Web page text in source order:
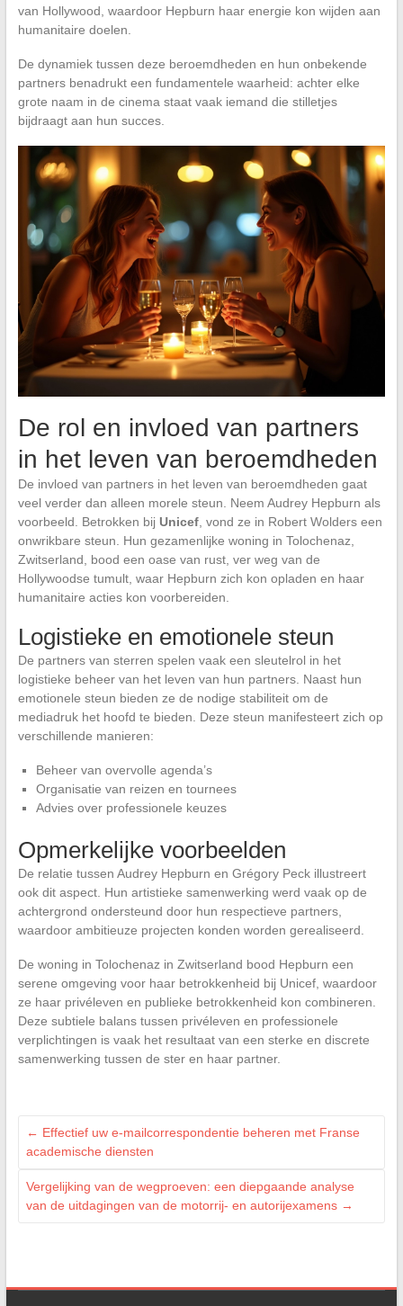
van Hollywood, waardoor Hepburn haar energie kon wijden aan
humanitaire doelen.
De dynamiek tussen deze beroemdheden en hun onbekende
partners benadrukt een fundamentele waarheid: achter elke
grote naam in de cinema staat vaak iemand die stilletjes
bijdraagt aan hun succes.
De rol en invloed van partners
in het leven van beroemdheden
De invloed van partners in het leven van beroemdheden gaat
veel verder dan alleen morele steun. Neem Audrey Hepburn als
voorbeeld. Betrokken bij Unicef, vond ze in Robert Wolders een
onwrikbare steun. Hun gezamenlijke woning in Tolochenaz,
Zwitserland, bood een oase van rust, ver weg van de
Hollywoodse tumult, waar Hepburn zich kon opladen en haar
humanitaire acties kon voorbereiden.
Logistieke en emotionele steun
De partners van sterren spelen vaak een sleutelrol in het
logistieke beheer van het leven van hun partners. Naast hun
emotionele steun bieden ze de nodige stabiliteit om de
mediadruk het hoofd te bieden. Deze steun manifesteert zich op
verschillende manieren:
Beheer van overvolle agenda’s
Organisatie van reizen en tournees
Advies over professionele keuzes
Opmerkelijke voorbeelden
De relatie tussen Audrey Hepburn en Grégory Peck illustreert
ook dit aspect. Hun artistieke samenwerking werd vaak op de
achtergrond ondersteund door hun respectieve partners,
waardoor ambitieuze projecten konden worden gerealiseerd.
De woning in Tolochenaz in Zwitserland bood Hepburn een
serene omgeving voor haar betrokkenheid bij Unicef, waardoor
ze haar privéleven en publieke betrokkenheid kon combineren.
Deze subtiele balans tussen privéleven en professionele
verplichtingen is vaak het resultaat van een sterke en discrete
samenwerking tussen de ster en haar partner.
← Effectief uw e-mailcorrespondentie beheren met Franse
academische diensten
Vergelijking van de wegproeven: een diepgaande analyse
van de uitdagingen van de motorrij- en autorijexamens →